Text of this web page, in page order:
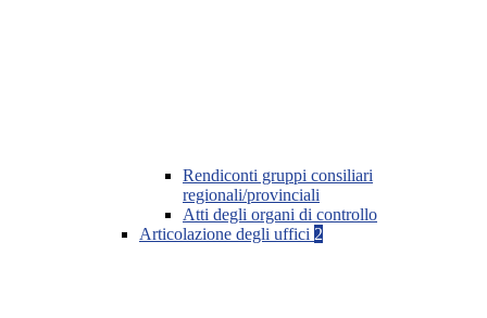
Rendiconti gruppi consiliari
regionali/provinciali
Atti degli organi di controllo
Articolazione degli uffici 2